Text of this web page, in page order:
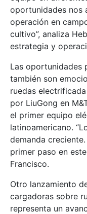
oportunidades nos
operación en
cultivo”, analiza
estrategia y
Las oportunidades
también son
ruedas
por LiuGong en
el primer equipo
latinoamericano.
demanda
primer paso en
Francisco.
Otro lanzamiento
cargadoras sobre
representa un